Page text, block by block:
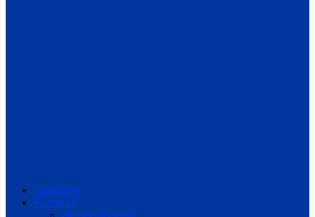
Startseite
Fussball